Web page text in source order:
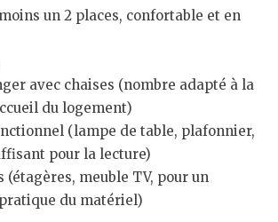
un 2 places, confortable et en
avec chaises (nombre adapté à la
du logement)
(lampe de table, plafonnier,
pour la lecture)
(étagères, meuble TV, pour un
du matériel)